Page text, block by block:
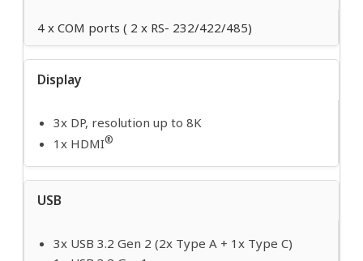
4 x COM ports ( 2 x RS- 232/422/485)
Display
3x DP, resolution up to 8K
1x HDMI®
USB
3x USB 3.2 Gen 2 (2x Type A + 1x Type C)